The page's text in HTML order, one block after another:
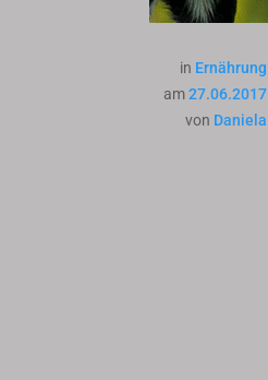
in Ernährung
am27.06.2017
von Daniela